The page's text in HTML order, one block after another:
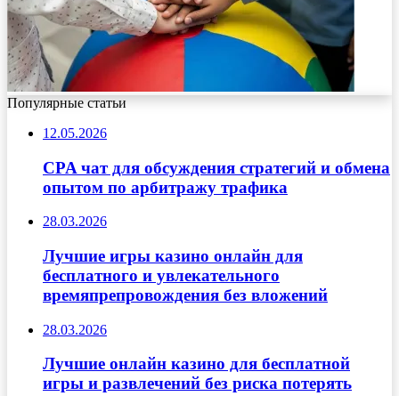
Популярные статьи
12.05.2026
CPA чат для обсуждения стратегий и обмена
опытом по арбитражу трафика
28.03.2026
Лучшие игры казино онлайн для
бесплатного и увлекательного
времяпрепровождения без вложений
28.03.2026
Лучшие онлайн казино для бесплатной
игры и развлечений без риска потерять